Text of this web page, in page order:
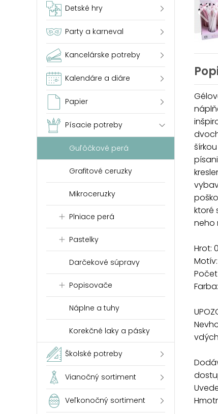
Detské hry
Party a karneval
Kancelárske potreby
Kalendáre a diáre
Papier
Písacie potreby
Guľôčkové perá
Grafitové ceruzky
Mikroceruzky
Plniace perá
Pastelky
Darčekové súpravy
Popisovače
Náplne a tuhy
Korekčné laky a pásky
Školské potreby
Vianočný sortiment
Veľkonočný sortiment
ktoré
neho
Hrot: